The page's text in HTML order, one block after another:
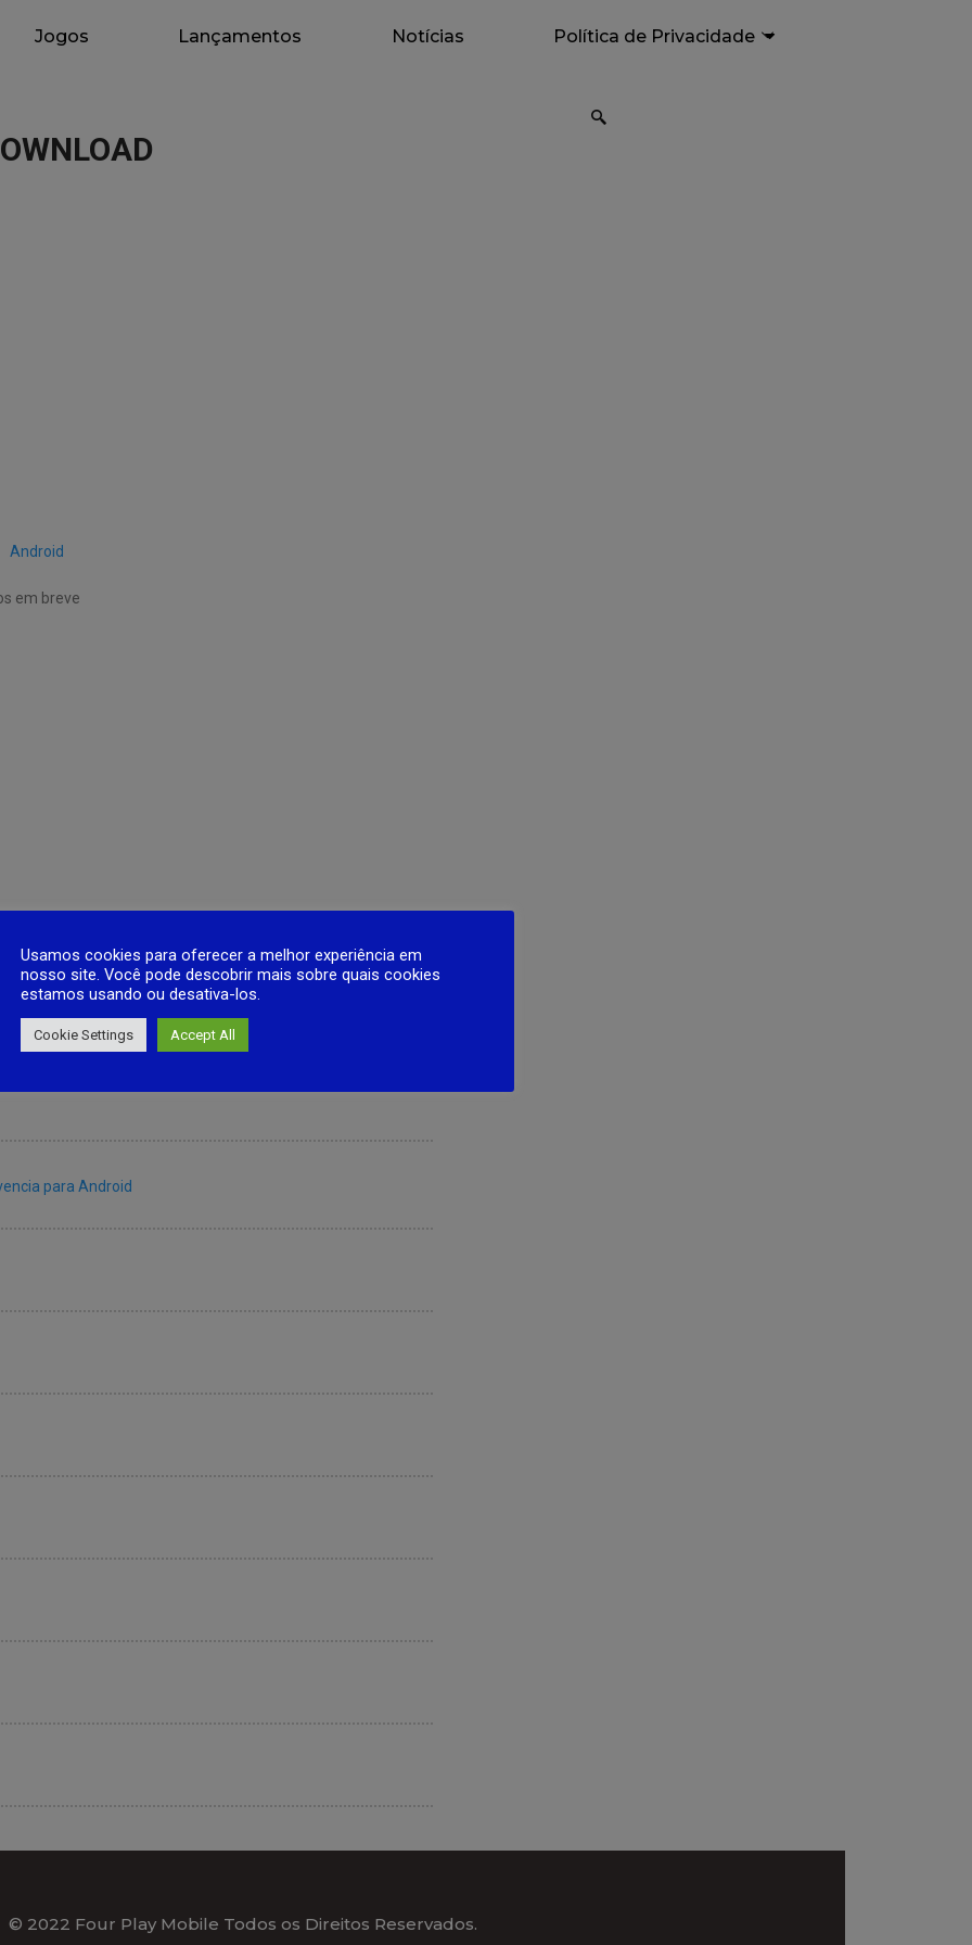
Jogos Lançamentos Notícias Política de Privacidade
Android
em breve
para Android
© 2022 Four Play Mobile Todos os Direitos Reservados.
Usamos cookies para oferecer a melhor experiência em
nosso site. Você pode descobrir mais sobre quais cookies
estamos usando ou desativa-los.
Cookie Settings Accept All